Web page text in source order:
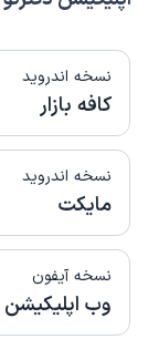
نسخه اندروید
کافه بازار
نسخه اندروید
مایکت
نسخه آیفون
وب اپلیکیشن